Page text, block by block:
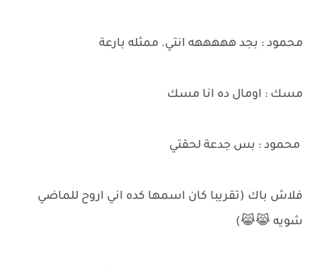
محمود : بجد هههههه انتي. ممثله بارعة
مسك : اومال ده انا مسك
محمود : بس جدعة لحقتي
فلاش باك (تقريبا كان اسمها كده اني اروح للماضي
شويه 😹😹)